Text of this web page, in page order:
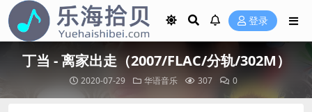
登录
丁当 - 离家出走（2007/FLAC/分轨/302M）
2020-07-29 华语音乐 307 0